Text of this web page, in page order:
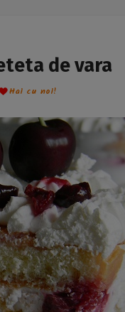
de vara
Hai cu noi!